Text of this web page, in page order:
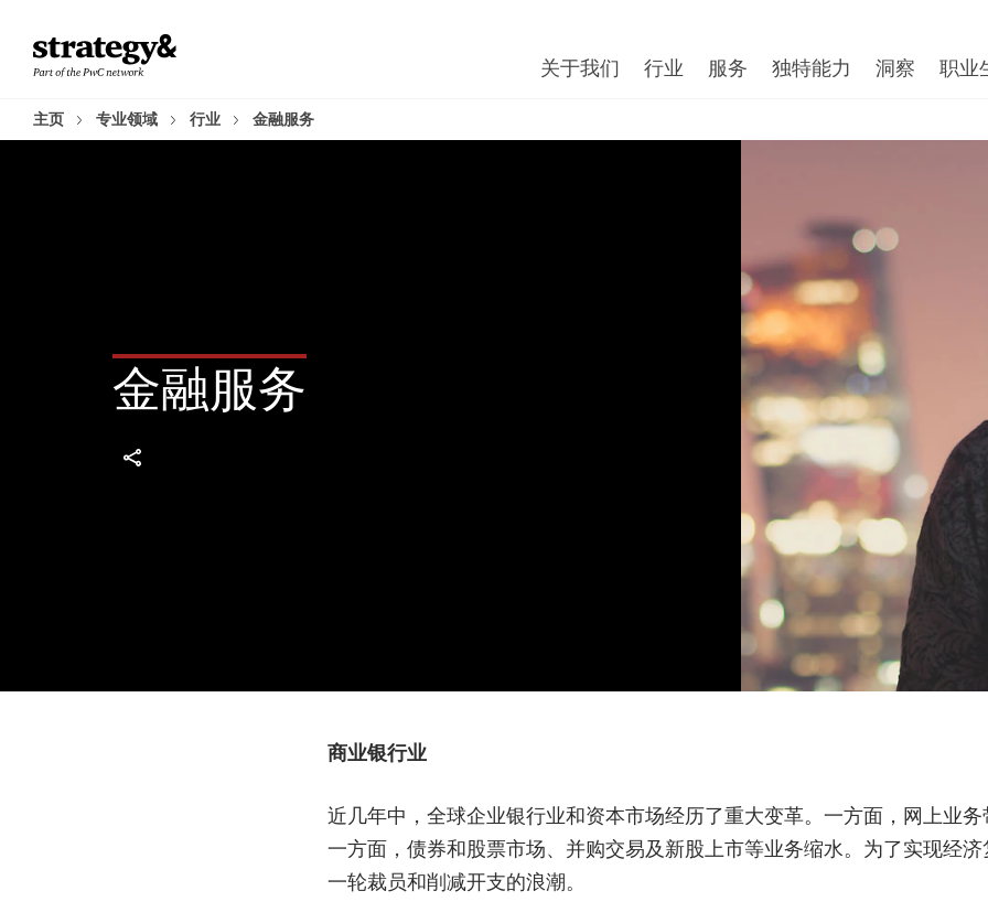
content
footer
关于我们 行业 服务 独特能力 洞察 职业
主页 专业领域 行业 金融服务
金融服务
商业银行业
近几年中，全球企业银行业和资本市场经历了重大变革。一方面，网上业
一方面，债券和股票市场、并购交易及新股上市等业务缩水。为了实现经
一轮裁员和削减开支的浪潮。